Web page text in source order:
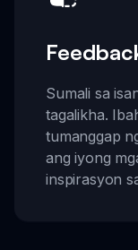
Sumali sa
tagalikha.
tumanggap
ang iyong
inspirasyon